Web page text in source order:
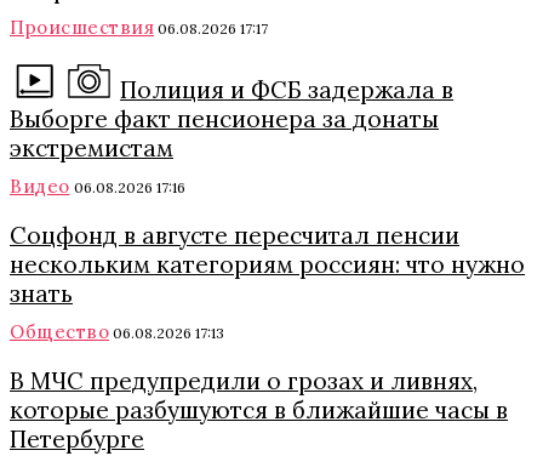
Происшествия 06.08.2026 17:17
Полиция и ФСБ задержала в
Выборге факт пенсионера за донаты
экстремистам
Видео 06.08.2026 17:16
Соцфонд в августе пересчитал пенсии
нескольким категориям россиян: что нужно
знать
Общество 06.08.2026 17:13
В МЧС предупредили о грозах и ливнях,
которые разбушуются в ближайшие часы в
Петербурге